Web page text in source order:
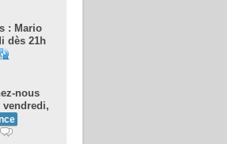
: Mario
dès 21h
nous
vendredi,